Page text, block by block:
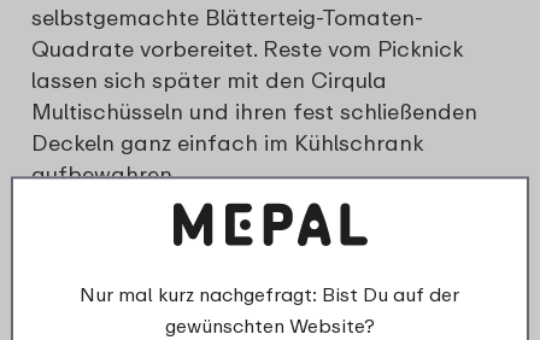
selbstgemachte Blätterteig-Tomaten-
Quadrate vorbereitet. Reste vom Picknick
lassen sich später mit den Cirqula
Multischüsseln und ihren fest schließenden
Deckeln ganz einfach im Kühlschrank
aufbewahren.
Thermo-Lunchpot hält Diana ihren
wenn er nicht vorher schon mit
Knusperflocken, Beeren oder einem anderen
Nur mal kurz nachgefragt: Bist Du auf der
gewünschten Website?